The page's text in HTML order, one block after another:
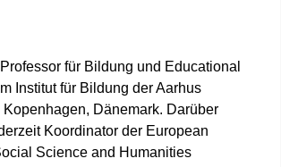
für Bildung und Educational
Institut für Bildung der Aarhus
Dänemark. Darüber
Koordinator der European
Science and Humanities